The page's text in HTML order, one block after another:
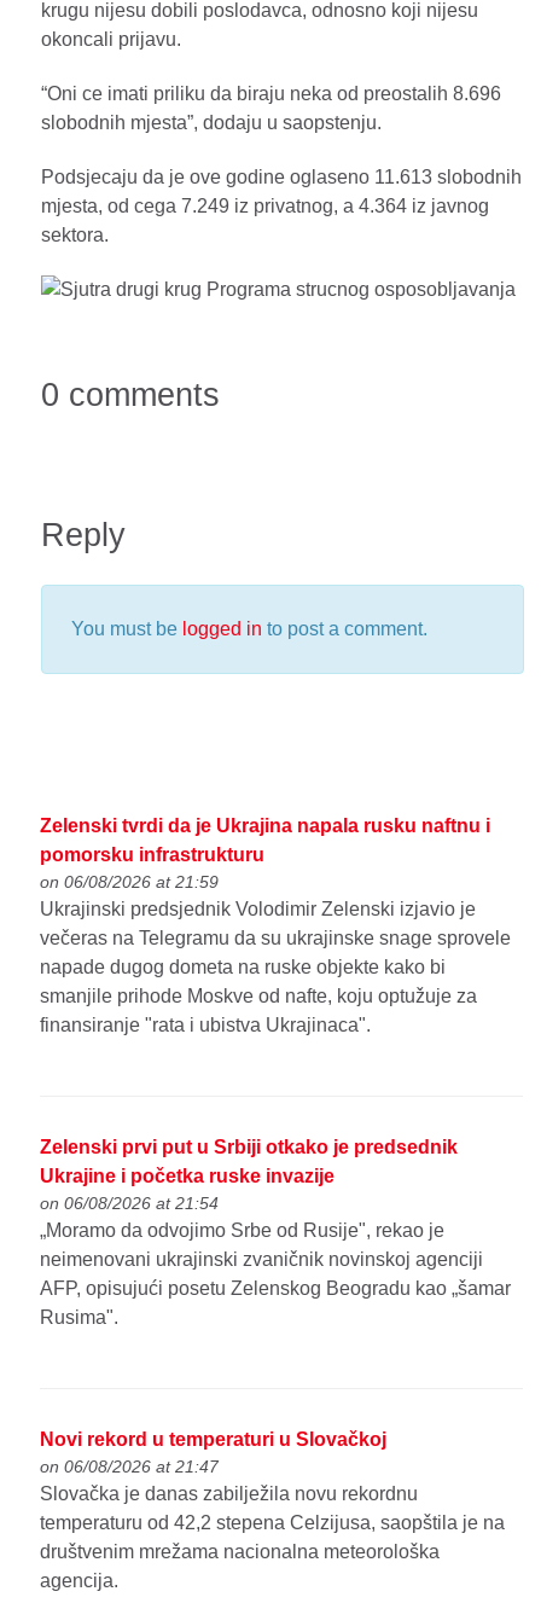
krugu nijesu dobili poslodavca, odnosno koji nijesu
okoncali prijavu.
“Oni ce imati priliku da biraju neka od preostalih 8.696
slobodnih mjesta”, dodaju u saopstenju.
Podsjecaju da je ove godine oglaseno 11.613 slobodnih
mjesta, od cega 7.249 iz privatnog, a 4.364 iz javnog
sektora.
0 comments
Reply
You must be logged in to post a comment.
Zelenski tvrdi da je Ukrajina napala rusku naftnu i
pomorsku infrastrukturu
on 06/08/2026 at 21:59
Ukrajinski predsjednik Volodimir Zelenski izjavio je
večeras na Telegramu da su ukrajinske snage sprovele
napade dugog dometa na ruske objekte kako bi
smanjile prihode Moskve od nafte, koju optužuje za
finansiranje "rata i ubistva Ukrajinaca".
Zelenski prvi put u Srbiji otkako je predsednik
Ukrajine i početka ruske invazije
on 06/08/2026 at 21:54
„Moramo da odvojimo Srbe od Rusije", rekao je
neimenovani ukrajinski zvaničnik novinskoj agenciji
AFP, opisujući posetu Zelenskog Beogradu kao „šamar
Rusima".
Novi rekord u temperaturi u Slovačkoj
on 06/08/2026 at 21:47
Slovačka je danas zabilježila novu rekordnu
temperaturu od 42,2 stepena Celzijusa, saopštila je na
društvenim mrežama nacionalna meteorološka
agencija.